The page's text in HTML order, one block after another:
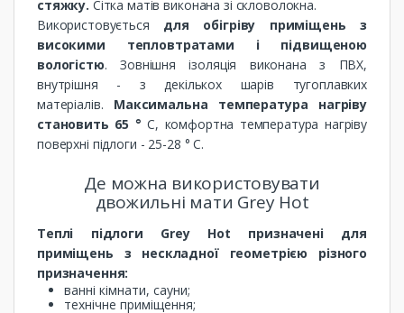
стяжку. Сітка матів виконана зі скловолокна.
Використовується для обігріву приміщень з
високими тепловтратами і підвищеною
вологістю. Зовнішня ізоляція виконана з ПВХ,
внутрішня - з декількох шарів тугоплавких
матеріалів. Максимальна температура нагріву
становить 65 ° С, комфортна температура нагріву
поверхні підлоги - 25-28 ° С.
Де можна використовувати
двожильні мати Grey Hot
Теплі підлоги Grey Hot призначені для
приміщень з нескладної геометрією різного
призначення:
ванні кімнати, сауни;
технічне приміщення;